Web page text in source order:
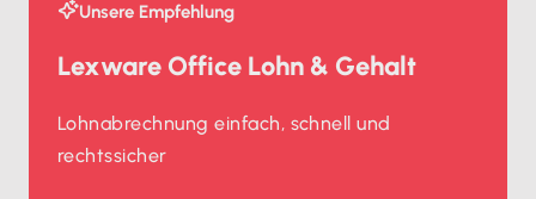
Unsere Empfehlung
Lexware Office Lohn & Gehalt
Lohnabrechnung einfach, schnell und
rechtssicher